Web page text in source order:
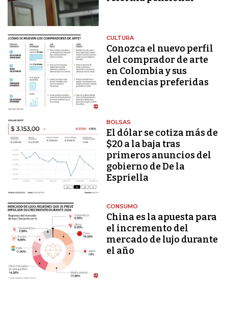
CULTURA
Conozca el nuevo perfil
del comprador de arte
en Colombia y sus
tendencias preferidas
BOLSAS
El dólar se cotiza más de
$20 a la baja tras
primeros anuncios del
gobierno de De la
Espriella
CONSUMO
China es la apuesta para
el incremento del
mercado de lujo durante
el año